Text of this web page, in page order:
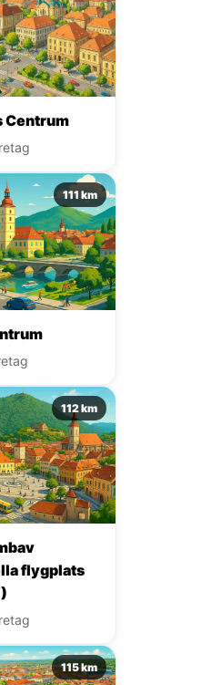
Centrum
111 km
112 km
flygplats
115 km